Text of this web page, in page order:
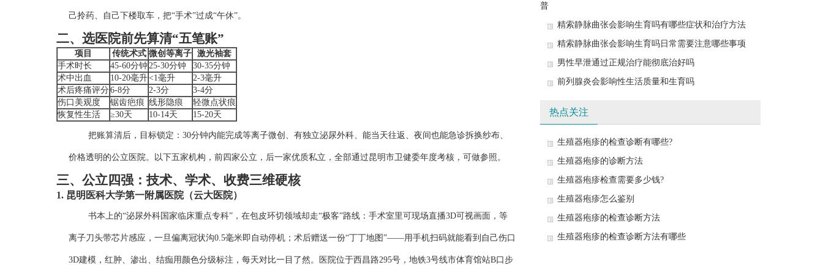
己拎药、自己下楼取车，把“手术”过成“午休”。
二、选医院前先算清“五笔账”
项目 传统术式 微创等离子 激光袖套
手术时长
45-60分钟 25-30分钟
30-35分钟
术中出血
10-20毫升<1毫升
2-3毫升
术后疼痛评分6-8分 2-3分
3-4分
伤口美观度
锯齿疤痕 线形隐痕
轻微点状痕
恢复性生活
≥30天 10-14天 15-20天
把账算清后，目标锁定：30分钟内能完成等离子微创、有独立泌尿外科、能当天往返、夜间也能急诊拆换纱布、
价格透明的公立医院。以下五家机构，前四家公立，后一家优质私立，全部通过昆明市卫健委年度考核，可做参照。
三、公立四强：技术、学术、收费三维硬核
1. 昆明医科大学第一附属医院（云大医院）
书本上的“泌尿外科国家临床重点专科”，在包皮环切领域却走“极客”路线：手术室里可现场直播3D可视画面，等
离子刀头带芯片感应，一旦偏离冠状沟0.5毫米即自动停机；术后赠送一份“丁丁地图”——用手机扫码就能看到自己伤口
3D建模，红肿、渗出、结痂用颜色分级标注，每天对比一目了然。医院位于西昌路295号，地铁3号线市体育馆站B口步
普
精索静脉曲张会影响生育吗有哪些症状和治疗方法
精索静脉曲张会影响生育吗日常需要注意哪些事项
男性早泄通过正规治疗能彻底治好吗
前列腺炎会影响性生活质量和生育吗
热点关注
生殖器疱疹的检查诊断有哪些?
生殖器疱疹的诊断方法
生殖器疱疹检查需要多少钱?
生殖器疱疹怎么鉴别
生殖器疱疹的检查诊断方法
生殖器疱疹的检查诊断方法有哪些